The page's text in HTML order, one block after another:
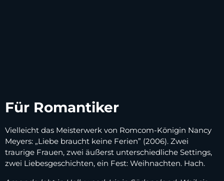
Für Romantiker
Vielleicht das Meisterwerk von Romcom-Königin Nancy
Meyers: „Liebe braucht keine Ferien” (2006). Zwei
traurige Frauen, zwei äußerst unterschiedliche Settings,
zwei Liebesgeschichten, ein Fest: Weihnachten. Hach.